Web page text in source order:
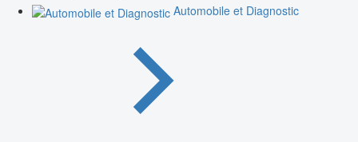
Automobile et Diagnostic